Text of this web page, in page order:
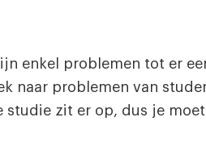
enkel problemen tot er
naar problemen van
studie zit er op, dus je